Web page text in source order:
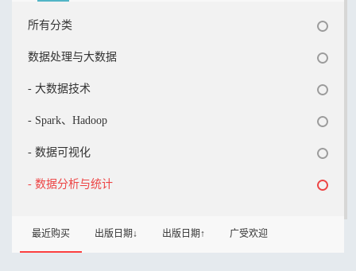
所有分类
数据处理与大数据
- 大数据技术
- Spark、Hadoop
- 数据可视化
- 数据分析与统计
最近购买 出版日期↓ 出版日期↑ 广受欢迎